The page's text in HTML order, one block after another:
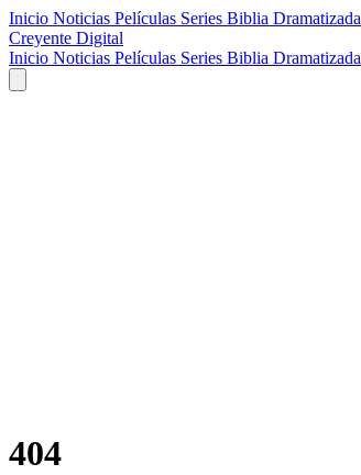
Inicio Noticias Películas Series Biblia Dramatizada
Creyente Digital
Inicio Noticias Películas Series Biblia Dramatizada
404